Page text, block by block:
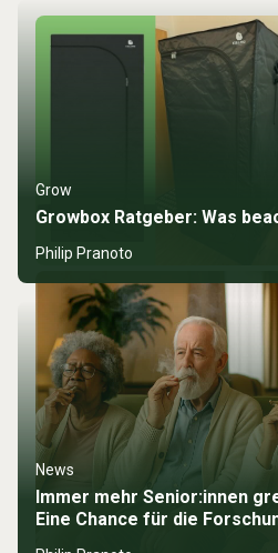
Grow
Growbox Ratgeber: Was
Philip Pranoto
News
Immer mehr Senior:innen
Eine Chance für die